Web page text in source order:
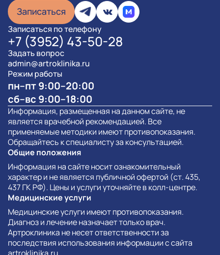
Записаться
Записаться по телефону
+7 (3952) 43-50-28
Задать вопрос
admin@artroklinika.ru
Режим работы
пн–пт 9:00–20:00
сб–вс 9:00–18:00
Информация, размещенная на данном сайте, не
является врачебной рекомендацией. Все
применяемые методики имеют противопоказания.
Обращайтесь к специалисту за консультацией.
Общие положения
Информация на сайте носит ознакомительный
характер и не является публичной офертой (ст. 435,
437 ГК РФ). Цены и услуги уточняйте в колл-центре.
Медицинские услуги
Медицинские услуги имеют противопоказания.
Диагноз и лечение назначает только врач.
Артроклиника не несет ответственности за
последствия использования информации с сайта